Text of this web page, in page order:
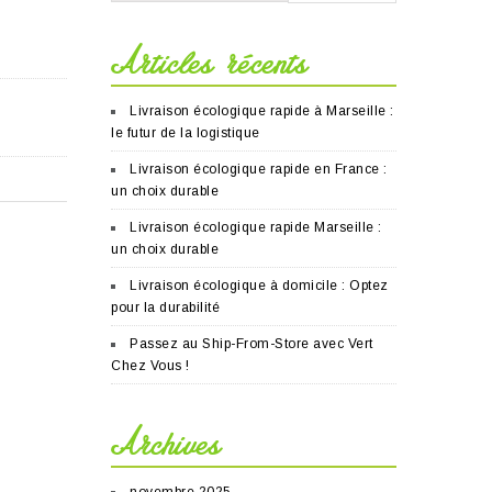
Articles récents
Livraison écologique rapide à Marseille :
le futur de la logistique
Livraison écologique rapide en France :
un choix durable
Livraison écologique rapide Marseille :
un choix durable
Livraison écologique à domicile : Optez
pour la durabilité
Passez au Ship-From-Store avec Vert
Chez Vous !
Archives